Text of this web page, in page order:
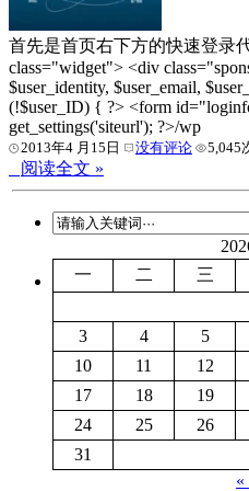
首先是首页右下方的快速登录
class="widget"> <div
$user_identity, $user_email,
(!$user_ID) { ?> <form
get_settings('siteurl'); ?>/wp
2013年4 月15日 没有评论 5,045
阅读全文 »
一
二 三
3
4 5
10
11 12
17
18 19
24
25 26
31
«